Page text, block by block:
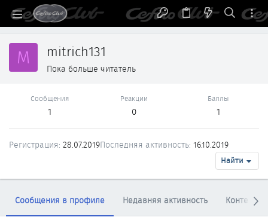
M mitrich131
Пока больше читатель
Сообщения
1
Реакции
0
Баллы
1
Регистрация 28.07.2019Последняя активность 16.10.2019
Найти
Сообщения в профиле Недавняя активность Контент